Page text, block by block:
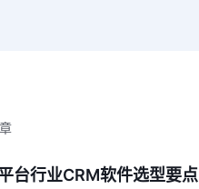
台行业CRM软件选型要点